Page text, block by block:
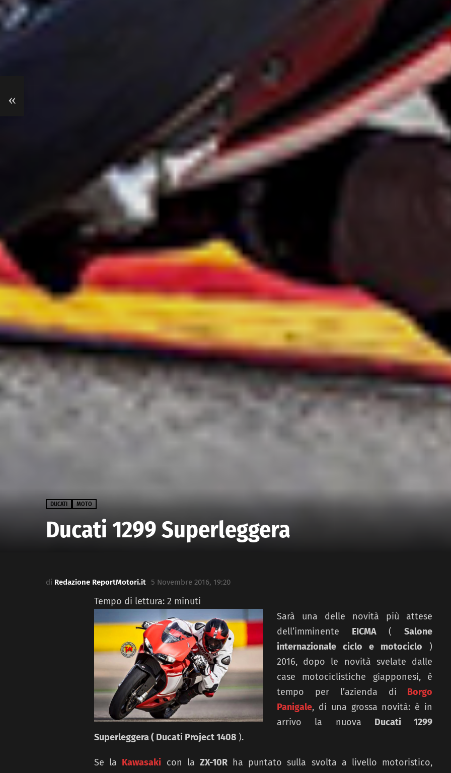
DUCATI MOTO
Ducati 1299 Superleggera
di Redazione ReportMotori.it 5 Novembre 2016, 19:20
Tempo di lettura: 2 minuti
Sarà una delle novità più attese
dell’imminente EICMA(Salone
internazionale ciclo e motociclo )
2016, dopo le novità svelate dalle
case motociclistiche giapponesi, è
tempo per l’azienda di Borgo
Panigale, di una grossa novità: è in
arrivo la nuova Ducati 1299
Superleggera ( Ducati Project 1408 ).
Se la Kawasaki con la ZX-10Rha puntato sulla svolta a livello motoristico,